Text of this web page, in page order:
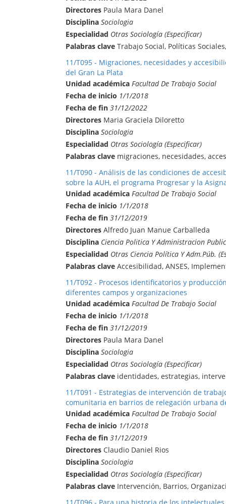
Directores Paula Mara Danel
Disciplina Sociologia
Especialidad Otras Sociología (Especificar)
Palabras clave Trabajo Social, Políticas
11/T095 - Migraciones, necesidades y
del Gran La Plata
Unidad académica Facultad De Trabajo Social
Fecha de inicio 1/1/2018
Fecha de fin 31/12/2022
Directores Maria Graciela Diloretto
Disciplina Sociologia
Especialidad Otras Sociología (Especificar)
Palabras clave migraciones, necesidades,
11/T090 - Análisis de las condiciones de
sobre la AUH, el programa Progresar y la
Unidad académica Facultad De Trabajo Social
Fecha de inicio 1/1/2018
Fecha de fin 31/12/2019
Directores Alfredo Juan Manue Carballeda
Disciplina Ciencia Politica Y Administracion
Especialidad Otras Ciencia Política Y Adm.Púb.
Palabras clave Accesibilidad, ANSES,
11/T092 - Procesos identificatorios y
diferentes campos y organizaciones
Unidad académica Facultad De Trabajo Social
Fecha de inicio 1/1/2018
Fecha de fin 31/12/2019
Directores Paula Mara Danel
Disciplina Sociologia
Especialidad Otras Sociología (Especificar)
Palabras clave identidades, estrategias,
11/T091 - Estrategias de intervención de
comunitaria en barrios de relegación urbana
Unidad académica Facultad De Trabajo Social
Fecha de inicio 1/1/2018
Fecha de fin 31/12/2019
Directores Claudio Daniel Rios
Disciplina Sociologia
Especialidad Otras Sociología (Especificar)
Palabras clave Intervención, Barrios,
11/T096 - Para una historia de los